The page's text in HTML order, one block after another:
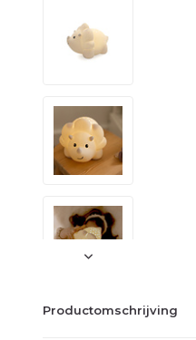
Productomschrijving